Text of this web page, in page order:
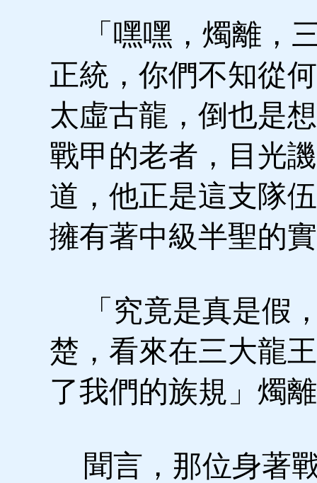
「嘿嘿，燭離，
正統，你們不知從
太虛古龍，倒也是
戰甲的老者，目光
道，他正是這支隊
擁有著中級半聖的
「究竟是真是假
楚，看來在三大龍
了我們的族規」燭
聞言，那位身著